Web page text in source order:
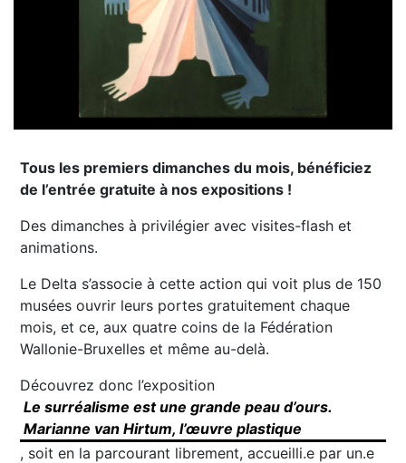
Tous les premiers dimanches du mois, bénéficiez
de l’entrée gratuite à nos expositions !
Des dimanches à privilégier avec visites-flash et
animations.
Le Delta s’associe à cette action qui voit plus de 150
musées ouvrir leurs portes gratuitement chaque
mois, et ce, aux quatre coins de la Fédération
Wallonie-Bruxelles et même au-delà.
Découvrez donc l’exposition
Le surréalisme est une grande peau d’ours.
Marianne van Hirtum, l’œuvre plastique
, soit en la parcourant librement, accueilli.e par un.e